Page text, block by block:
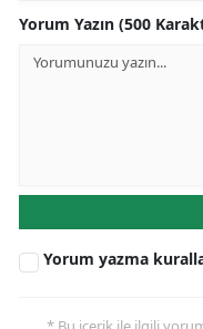
Yorum Yazın (500
Yorum yazma